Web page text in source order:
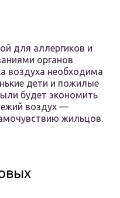
для аллергиков и
органов
воздуха необходима
дети и пожилые
будет экономить
воздух —
жильцов.